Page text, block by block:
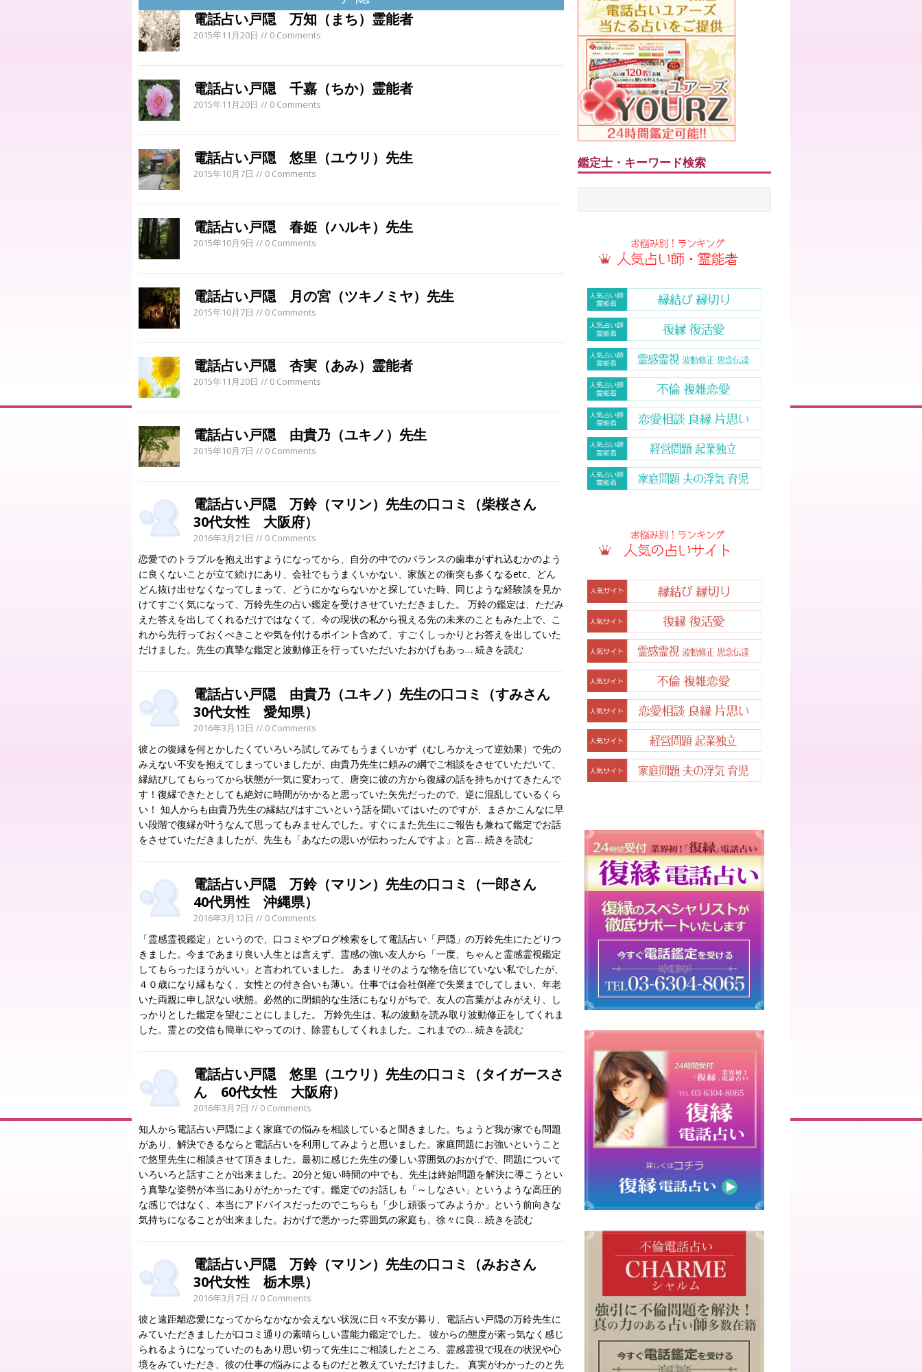
電話占い戸隠 万知（まち）霊能者
2015年11月20日 // 0 Comments
電話占い戸隠 千嘉（ちか）霊能者
2015年11月20日 // 0 Comments
電話占い戸隠 悠里（ユウリ）先生
2015年10月7日 // 0 Comments
電話占い戸隠 春姫（ハルキ）先生
2015年10月9日 // 0 Comments
電話占い戸隠 月の宮（ツキノミヤ）先生
2015年10月7日 // 0 Comments
電話占い戸隠 杏実（あみ）霊能者
2015年11月20日 // 0 Comments
電話占い戸隠 由貴乃（ユキノ）先生
2015年10月7日 // 0 Comments
電話占い戸隠 万鈴（マリン）先生の口コミ（柴桜さん
30代女性 大阪府）
2016年3月21日 // 0 Comments
恋愛でのトラブルを抱え出すようになってから、自分の中でのバランスの歯車がずれ込むかのよう
に良くないことが立て続けにあり、会社でもうまくいかない、家族との衝突も多くなるetc、どん
どん抜け出せなくなってしまって、どうにかならないかと探していた時、同じような経験談を見か
けてすごく気になって、万鈴先生の占い鑑定を受けさせていただきました。 万鈴の鑑定は、ただみ
えた答えを出してくれるだけではなくて、今の現状の私から視える先の未来のこともみた上で、こ
れから先行っておくべきことや気を付けるポイント含めて、すごくしっかりとお答えを出していた
だけました。先生の真摯な鑑定と波動修正を行っていただいたおかげもあっ… 続きを読む
電話占い戸隠 由貴乃（ユキノ）先生の口コミ（すみさん
30代女性 愛知県）
2016年3月13日 // 0 Comments
彼との復縁を何とかしたくていろいろ試してみてもうまくいかず（むしろかえって逆効果）で先の
みえない不安を抱えてしまっていましたが、由貴乃先生に頼みの綱でご相談をさせていただいて、
縁結びしてもらってから状態が一気に変わって、唐突に彼の方から復縁の話を持ちかけてきたんで
す！復縁できたとしても絶対に時間がかかると思っていた矢先だったので、逆に混乱しているくら
い！ 知人からも由貴乃先生の縁結びはすごいという話を聞いてはいたのですが、まさかこんなに早
い段階で復縁が叶うなんて思ってもみませんでした。すぐにまた先生にご報告も兼ねて鑑定でお話
をさせていただきましたが、先生も「あなたの思いが伝わったんですよ」と言… 続きを読む
電話占い戸隠 万鈴（マリン）先生の口コミ（一郎さん
40代男性 沖縄県）
2016年3月12日 // 0 Comments
「霊感霊視鑑定」というので、口コミやブログ検索をして電話占い「戸隠」の万鈴先生にたどりつ
きました。今まであまり良い人生とは言えず、霊感の強い友人から「一度、ちゃんと霊感霊視鑑定
してもらったほうがいい」と言われていました。 あまりそのような物を信じていない私でしたが、
４０歳になり縁もなく、女性との付き合いも薄い。仕事では会社倒産で失業までしてしまい、年老
いた両親に申し訳ない状態。必然的に閉鎖的な生活にもなりがちで、友人の言葉がよみがえり、し
っかりとした鑑定を望むことにしました。 万鈴先生は、私の波動を読み取り波動修正をしてくれま
した。霊との交信も簡単にやってのけ、除霊もしてくれました。これまでの… 続きを読む
電話占い戸隠 悠里（ユウリ）先生の口コミ（タイガースさ
ん 60代女性 大阪府）
2016年3月7日 // 0 Comments
知人から電話占い戸隠によく家庭での悩みを相談していると聞きました。ちょうど我が家でも問題
があり、解決できるならと電話占いを利用してみようと思いました。家庭問題にお強いということ
で悠里先生に相談させて頂きました。最初に感じた先生の優しい雰囲気のおかげで、問題について
いろいろと話すことが出来ました。20分と短い時間の中でも、先生は終始問題を解決に導こうとい
う真摯な姿勢が本当にありがたかったです。鑑定でのお話しも「～しなさい」というような高圧的
な感じではなく、本当にアドバイスだったのでこちらも「少し頑張ってみようか」という前向きな
気持ちになることが出来ました。おかげで悪かった雰囲気の家庭も、徐々に良… 続きを読む
電話占い戸隠 万鈴（マリン）先生の口コミ（みおさん
30代女性 栃木県）
2016年3月7日 // 0 Comments
彼と遠距離恋愛になってからなかなか会えない状況に日々不安が募り、電話占い戸隠の万鈴先生に
みていただきましたが口コミ通りの素晴らしい霊能力鑑定でした。 彼からの態度が素っ気なく感じ
られるようになっていたのもあり思い切って先生にご相談したところ、霊感霊視で現在の状況や心
境をみていただき、彼の仕事の悩みによるものだと教えていただけました。 真実がわかったのと先
鑑定士・キーワード検索